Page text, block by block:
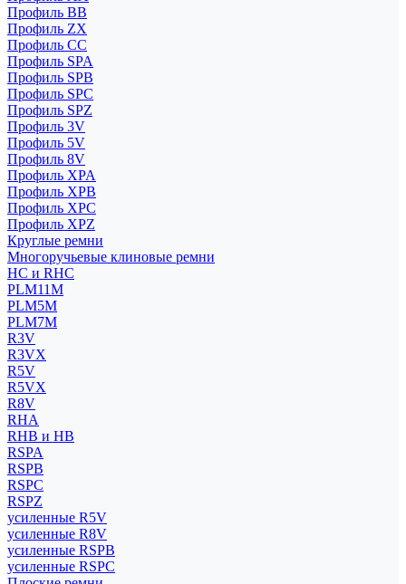
Профиль BB
Профиль ZX
Профиль CC
Профиль SPA
Профиль SPB
Профиль SPC
Профиль SPZ
Профиль 3V
Профиль 5V
Профиль 8V
Профиль XPA
Профиль XPB
Профиль XPC
Профиль XPZ
Круглые ремни
Многоручьевые клиновые ремни
HC и RHC
PLM11M
PLM5M
PLM7M
R3V
R3VX
R5V
R5VX
R8V
RHA
RHB и HB
RSPA
RSPB
RSPC
RSPZ
усиленные R5V
усиленные R8V
усиленные RSPB
усиленные RSPC